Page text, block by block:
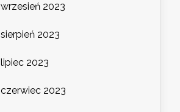
wrzesień 2023
sierpień 2023
lipiec 2023
czerwiec 2023